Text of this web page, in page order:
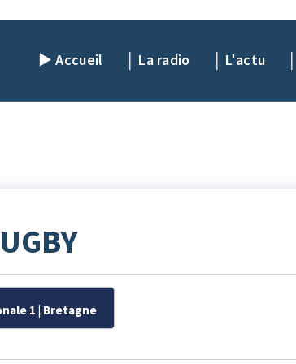
► Accueil │ La radio │ L'actu
1 | Bretagne